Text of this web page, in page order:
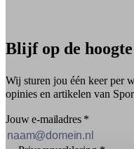
Blijf op de hoogte
Wij sturen jou één keer per
opinies en artikelen van
Jouw e-mailadres *